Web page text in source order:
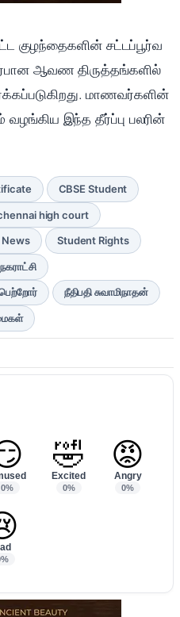
குழந்தைகளின் சட்டப்பூர்வ
ஆவண திருத்தங்களில்
மாணவர்களின்
இந்த தீர்ப்பு பலரின்
CBSE Student
high court
News Student Rights
நீதிபதி சுவாமிநாதன்
0%
🤣
Excited
0%
😡
Angry
0%